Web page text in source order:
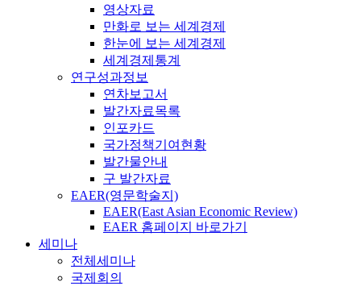
영상자료
만화로 보는 세계경제
한눈에 보는 세계경제
세계경제통계
연구성과정보
연차보고서
발간자료목록
인포카드
국가정책기여현황
발간물안내
구 발간자료
EAER(영문학술지)
EAER(East Asian Economic Review)
EAER 홈페이지 바로가기
세미나
전체세미나
국제회의